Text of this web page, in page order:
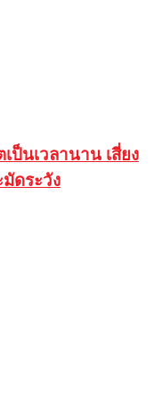
ป็นเวลานาน เสี่ยง
ดระวัง